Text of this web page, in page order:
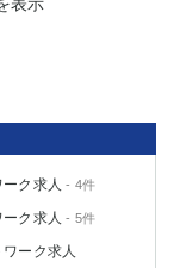
ク求人 - 4件
ク求人 - 5件
ーク求人